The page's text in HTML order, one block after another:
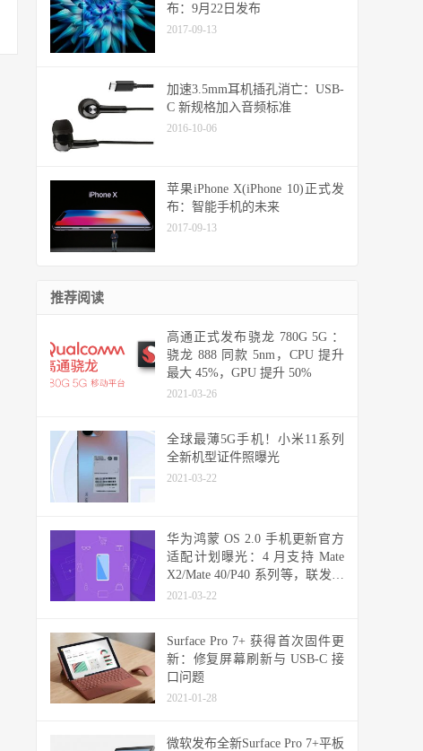
布：9月22日发布
2017-09-13
加速3.5mm耳机插孔消亡：USB-
C 新规格加入音频标准
2016-10-06
苹果iPhone X(iPhone 10)正式发
布：智能手机的未来
2017-09-13
推荐阅读
高通正式发布骁龙 780G 5G ：
骁龙 888 同款 5nm，CPU 提升
最大 45%，GPU 提升 50%
2021-03-26
全球最薄5G手机！小米11系列
全新机型证件照曝光
2021-03-22
华为鸿蒙 OS 2.0 手机更新官方
适配计划曝光：4 月支持 Mate
X2/Mate 40/P40 系列等，联发科
天玑机型可能无缘
2021-03-22
Surface Pro 7+ 获得首次固件更
新：修复屏幕刷新与 USB-C 接
口问题
2021-01-28
微软发布全新Surface Pro 7+平板